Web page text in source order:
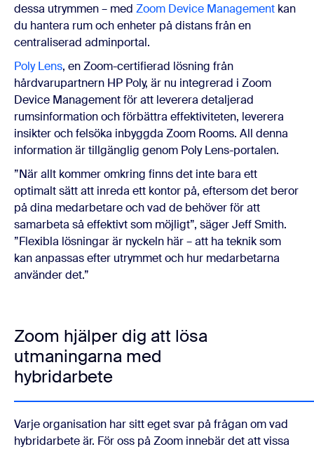
dessa utrymmen – med Zoom Device Management kan
du hantera rum och enheter på distans från en
centraliserad adminportal.
Poly Lens, en Zoom-certifierad lösning från
hårdvarupartnern HP Poly, är nu integrerad i Zoom
Device Management för att leverera detaljerad
rumsinformation och förbättra effektiviteten, leverera
insikter och felsöka inbyggda Zoom Rooms. All denna
information är tillgänglig genom Poly Lens-portalen.
”När allt kommer omkring finns det inte bara ett
optimalt sätt att inreda ett kontor på, eftersom det beror
på dina medarbetare och vad de behöver för att
samarbeta så effektivt som möjligt”, säger Jeff Smith.
”Flexibla lösningar är nyckeln här – att ha teknik som
kan anpassas efter utrymmet och hur medarbetarna
använder det.”
Zoom hjälper dig att lösa
utmaningarna med
hybridarbete
Varje organisation har sitt eget svar på frågan om vad
hybridarbete är. För oss på Zoom innebär det att vissa